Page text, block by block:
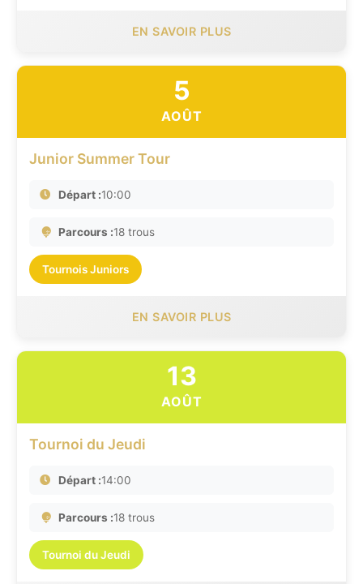
EN SAVOIR PLUS
5
AOÛT
Junior Summer Tour
Départ :10:00
Parcours :18 trous
Tournois Juniors
EN SAVOIR PLUS
13
AOÛT
Tournoi du Jeudi
Départ :14:00
Parcours :18 trous
Tournoi du Jeudi